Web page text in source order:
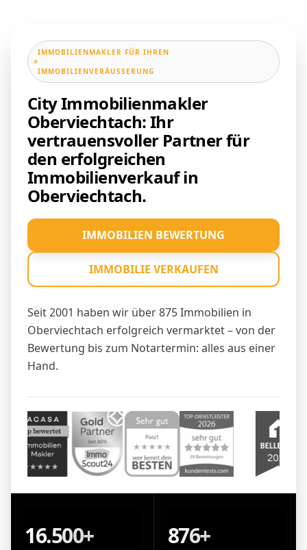
IMMOBILIENMAKLER FÜR IHREN
IMMOBILIENVERÄUSSERUNG
City Immobilienmakler
Oberviechtach: Ihr
vertrauensvoller Partner für
den erfolgreichen
Immobilienverkauf in
Oberviechtach.
Seit 2001 haben wir über 875 Immobilien in
Oberviechtach erfolgreich vermarktet – von der
Bewertung bis zum Notartermin: alles aus einer
Hand.
IMMOBILIEN BEWERTUNG
IMMOBILIE VERKAUFEN
16.500+ 876+